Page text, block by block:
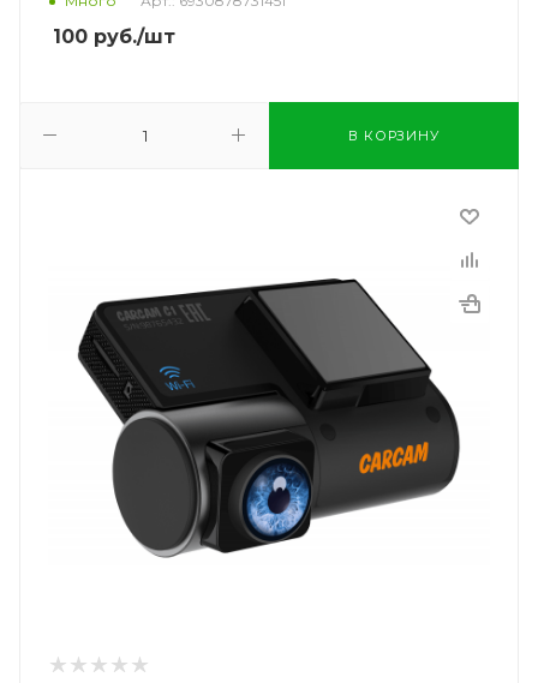
100 руб./шт
В КОРЗИНУ